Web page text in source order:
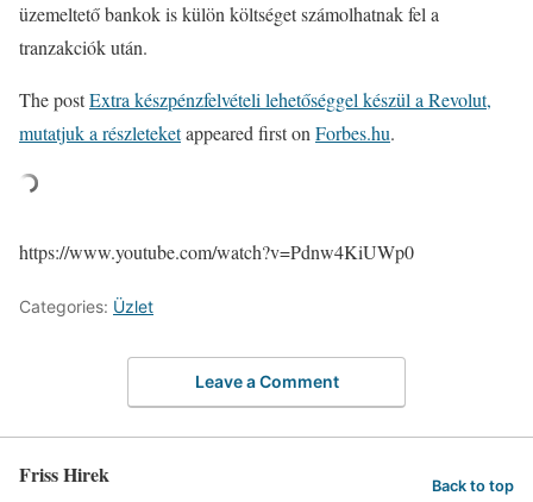
üzemeltető bankok is külön költséget számolhatnak fel a
tranzakciók után.
The postExtra készpénzfelvételi lehetőséggel készül a Revolut,
mutatjuk a részleteketappeared first on Forbes.hu.
https://www.youtube.com/watch?v=Pdnw4KiUWp0
Categories: Üzlet
Leave a Comment
Friss Hirek Back to top